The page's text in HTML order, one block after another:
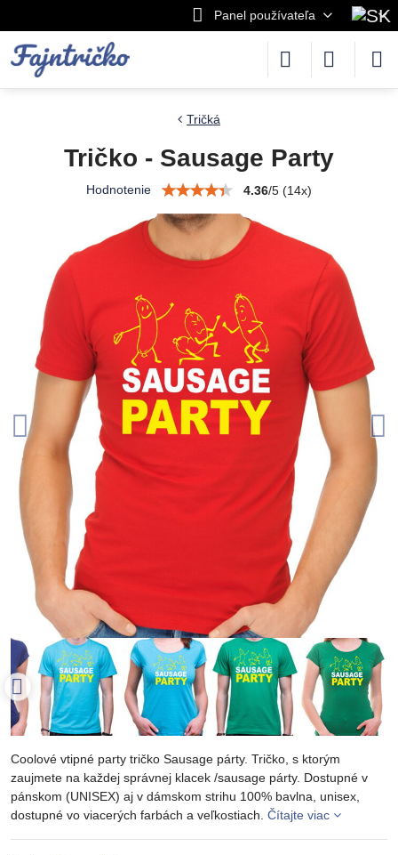
Panel používateľa
Tričká
Tričko - Sausage Party
Hodnotenie 4.36/5 (14x)
Coolové vtipné party tričko Sausage párty. Tričko, s ktorým
zaujmete na každej správnej klacek /sausage párty. Dostupné v
pánskom (UNISEX) aj v dámskom strihu 100% bavlna, unisex,
dostupné vo viacerých farbách a veľkostiach. Čítajte viac